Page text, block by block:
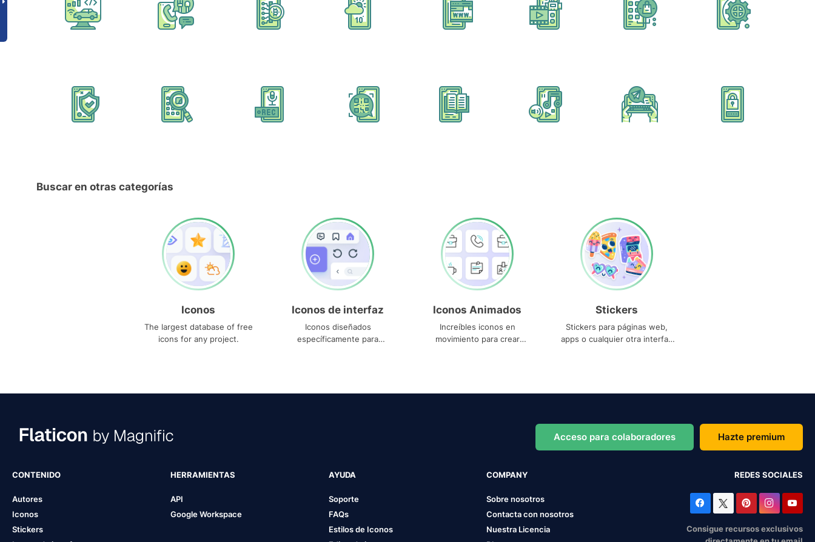
Buscar en otras categorías
Iconos
The largest database of free
icons for any project.
Iconos de interfaz
Iconos diseñados
específicamente para
Iconos Animados
Increíbles iconos en
movimiento para crear
Stickers
Stickers para páginas web,
apps o cualquier otra interfaz
Acceso para colaboradores Hazte premium
CONTENIDO
Autores
Iconos
Stickers
HERRAMIENTAS
API
Google Workspace
AYUDA
Soporte
FAQs
Estilos de Iconos
COMPANY
Sobre nosotros
Contacta con nosotros
Nuestra Licencia
REDES SOCIALES
Consigue recursos exclusivos